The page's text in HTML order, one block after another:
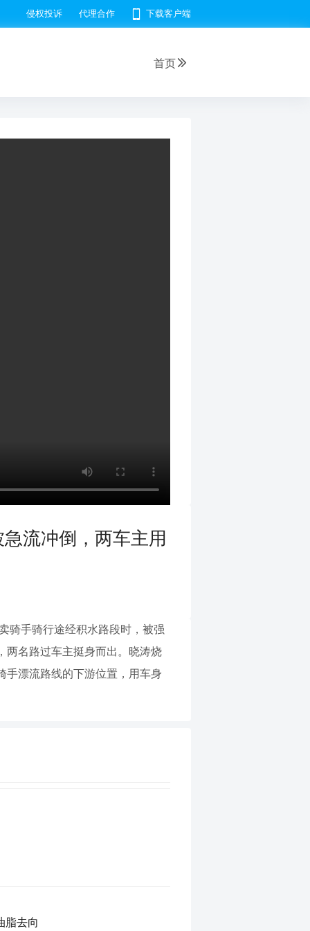
侵权投诉 代理合作 下载客户端
首页
流冲倒，两车主用
骑手骑行途经积水路段时，被强
两名路过车主挺身而出。晓涛烧
手漂流路线的下游位置，用车身
脂去向